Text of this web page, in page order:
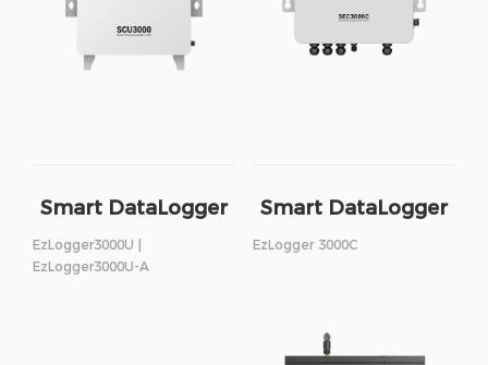
Smart DataLogger
EzLogger3000U |
EzLogger3000U-A
Smart DataLogger
EzLogger 3000C